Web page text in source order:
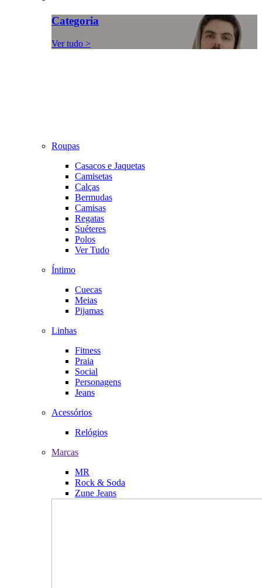
Categoria
Ver tudo >
Roupas
Casacos e Jaquetas
Camisetas
Calças
Bermudas
Camisas
Regatas
Suéteres
Polos
Ver Tudo
Íntimo
Cuecas
Meias
Pijamas
Linhas
Fitness
Praia
Social
Personagens
Jeans
Acessórios
Relógios
Marcas
MR
Rock & Soda
Zune Jeans